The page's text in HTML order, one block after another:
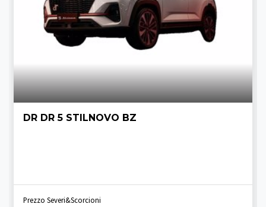
DR DR 5 STILNOVO BZ
Prezzo Severi&Scorcioni